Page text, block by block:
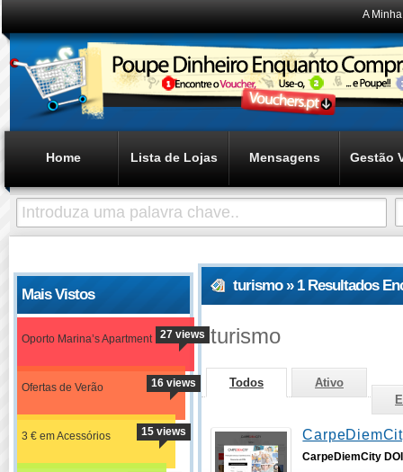
A
Home Lista de Lojas Mensagens Gestão
Mais Vistos
Oporto Marina’s Apartment 27 views
Ofertas de Verão 16 views
3 € em Acessórios 15 views
turismo » 1 Resultados
turismo
Todos
Ativo
CarpeDiemCity DOI